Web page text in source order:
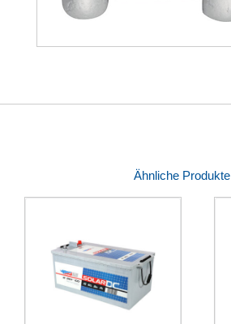
Ähnliche Produkte